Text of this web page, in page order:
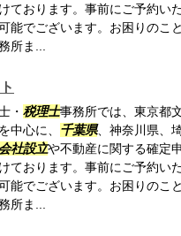
ております。事前にご予約い
能でございます。お困りのこ
所ま...
・ 税理士事務所では、東京都
中心に、 千葉県、神奈川県、
会社設立や不動産に関する確定
ております。事前にご予約い
能でございます。お困りのこ
所ま...